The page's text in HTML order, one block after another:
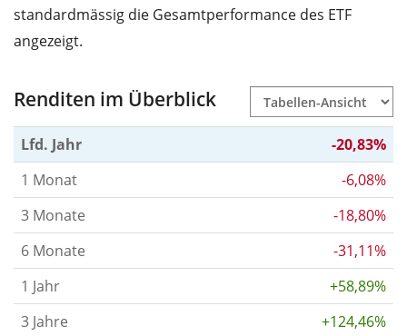
standardmässig die Gesamtperformance des ETF
angezeigt.
Renditen im Überblick
Lfd. Jahr
-20,83%
1 Monat
-6,08%
3 Monate
-18,80%
6 Monate
-31,11%
1 Jahr
+58,89%
3 Jahre
+124,46%